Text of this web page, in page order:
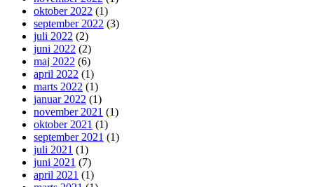
oktober 2022 (1)
september 2022 (3)
juli 2022 (2)
juni 2022 (2)
maj 2022 (6)
april 2022 (1)
marts 2022 (1)
januar 2022 (1)
november 2021 (1)
oktober 2021 (1)
september 2021 (1)
juli 2021 (1)
juni 2021 (7)
april 2021 (1)